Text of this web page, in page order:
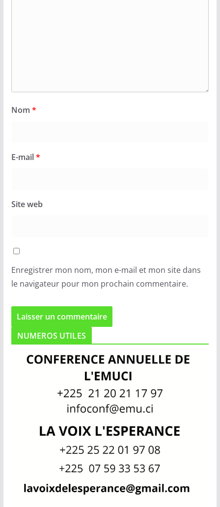
Nom *
E-mail*
Site web
Enregistrer mon nom, mon e-mail et mon site dans
le navigateur pour mon prochain commentaire.
NUMEROS UTILES